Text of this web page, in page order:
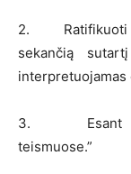
2. Ratifikuoti
sekančią
3. Esant
teismuose.”